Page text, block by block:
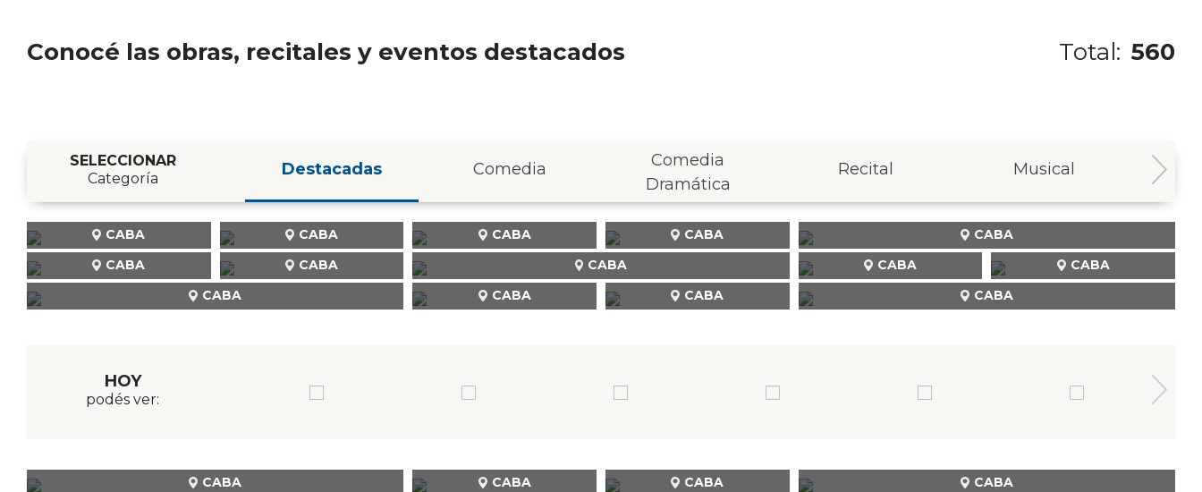
Conocé las obras, recitales y eventos destacados Total: 560
SELECCIONAR
Categoría
Destacadas Comedia
Comedia
Dramática
Recital Musical
CABA CABA CABA CABA
CABA
CABA
CABA CABA CABA
CABA
CABA
CABA CABA CABA
HOY
podés ver:
CABA CABA CABA
CABA